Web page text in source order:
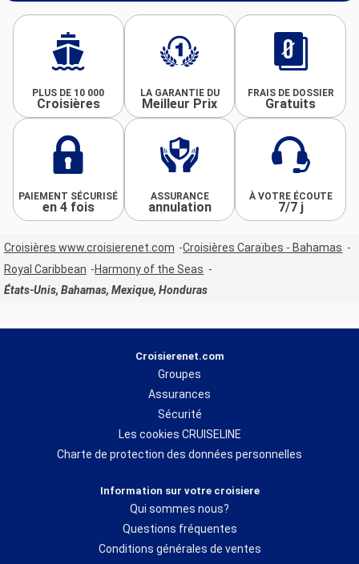
PLUS DE 10 000
Croisières
LA GARANTIE DU
Meilleur Prix
FRAIS DE DOSSIER
Gratuits
PAIEMENT SÉCURISÉ
en 4 fois
ASSURANCE
annulation
À VOTRE ÉCOUTE
7/7 j
Croisières www.croisierenet.com
Croisières Caraïbes - Bahamas
Royal Caribbean
Harmony of the Seas
États-Unis, Bahamas, Mexique, Honduras
Croisierenet.com
Groupes
Assurances
Sécurité
Les cookies CRUISELINE
Charte de protection des données personnelles
Information sur votre croisiere
Qui sommes nous?
Questions fréquentes
Conditions générales de ventes